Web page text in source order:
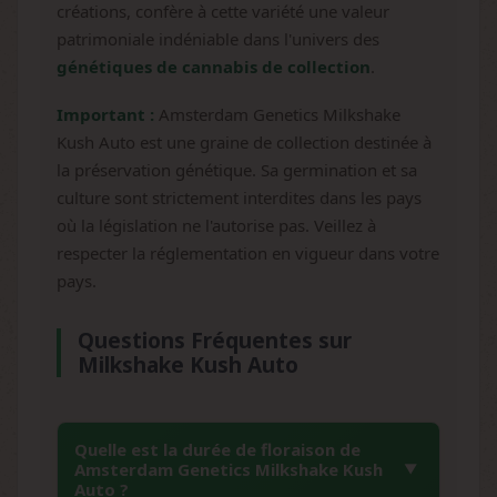
créations, confère à cette variété une valeur
patrimoniale indéniable dans l'univers des
génétiques de cannabis de collection
Important : Amsterdam Genetics Milkshake
Kush Auto est une graine de collection destinée à
la préservation génétique. Sa germination et sa
culture sont strictement interdites dans les pays
où la législation ne l'autorise pas. Veillez à
respecter la réglementation en vigueur dans votre
pays.
Questions Fréquentes sur
Milkshake Kush Auto
Quelle est la durée de floraison de
Amsterdam Genetics Milkshake Kush
Auto ?